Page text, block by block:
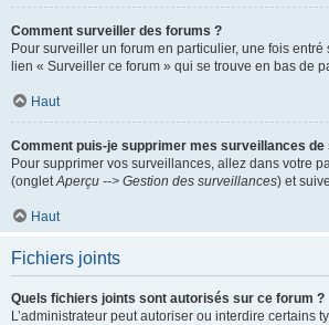
Comment surveiller des forums ?
Pour surveiller un forum en particulier, une fois
lien « Surveiller ce forum » qui se trouve en bas de
Haut
Comment puis-je supprimer mes surveillances de
Pour supprimer vos surveillances, allez dans votre
(ongletAperçu --> Gestion des surveillances) et
Haut
Fichiers joints
Quels fichiers joints sont autorisés sur ce forum ?
L’administrateur peut autoriser ou interdire certains